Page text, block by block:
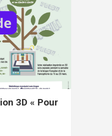
3D « Pour